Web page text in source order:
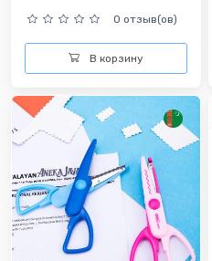
0 отзыв(ов)
В корзину